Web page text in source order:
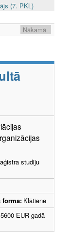
(7. PKL)
Nākamā
studiju
forma: Klātiene
5600 EUR gadā